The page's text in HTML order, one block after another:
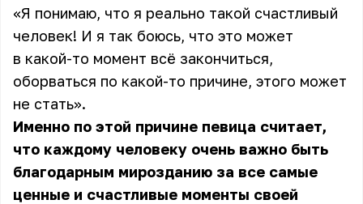
«Я понимаю, что я реально такой счастливый
человек! И я так боюсь, что это может
в какой-то момент всё закончиться,
оборваться по какой-то причине, этого может
не стать».
Именно по этой причине певица считает,
что каждому человеку очень важно быть
благодарным мирозданию за все самые
ценные и счастливые моменты своей